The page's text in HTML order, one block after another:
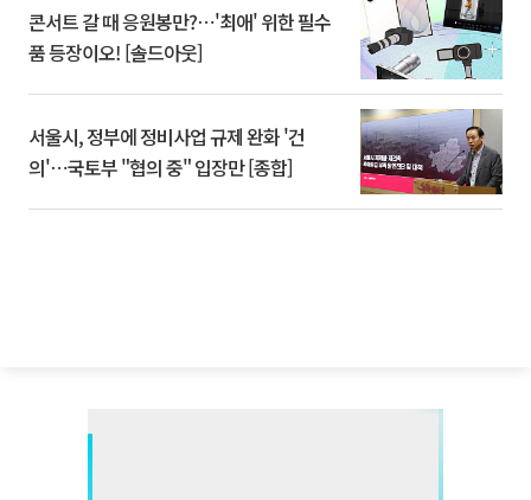
콘서트 갈 때 응원봉만?⋯'최애' 위한 필수
품 등장이오! [솔드아웃]
서울시, 정부에 정비사업 규제 완화 '건
의'⋯국토부 "협의 중" 입장만 [종합]